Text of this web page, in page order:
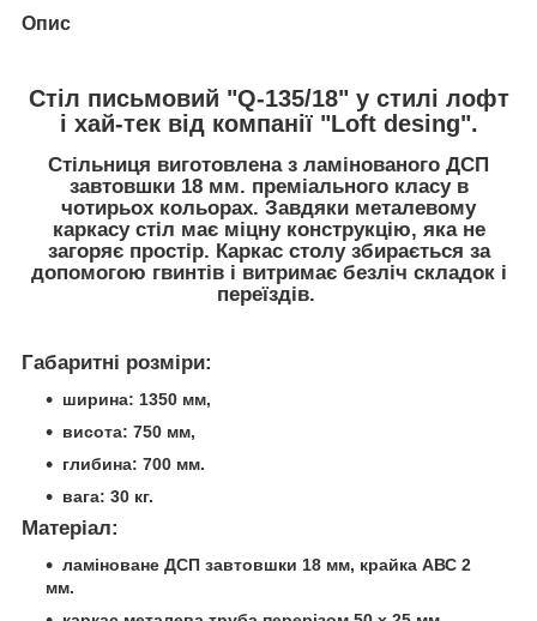
Опис
Стіл письмовий "Q-135/18" у стилі лофт
і хай-тек від компанії "Loft desing".
Стільниця виготовлена з ламінованого ДСП
завтовшки 18 мм. преміального класу в
чотирьох кольорах. Завдяки металевому
каркасу стіл має міцну конструкцію, яка не
загоряє простір. Каркас столу збирається за
допомогою гвинтів і витримає безліч складок і
переїздів.
Габаритні розміри:
ширина: 1350 мм,
висота: 750 мм,
глибина: 700 мм.
вага: 30 кг.
Матеріал:
ламіноване ДСП завтовшки 18 мм, крайка АВС 2
мм.